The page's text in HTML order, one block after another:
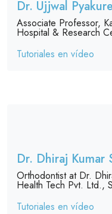
Dr. Ujjwal
Associate Professor,
Hospital & Research
Tutoriales en vídeo
Dr. Dhiraj Kumar
Orthodontist at Dr.
Health Tech Pvt. Ltd.,
Tutoriales en vídeo